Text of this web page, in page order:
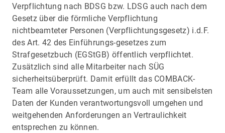
Verpflichtung nach BDSG bzw. LDSG auch nach dem
Gesetz über die förmliche Verpflichtung
nichtbeamteter Personen (Verpflichtungsgesetz) i.d.F.
des Art. 42 des Einführungs-gesetzes zum
Strafgesetzbuch (EGStGB) öffentlich verpflichtet.
Zusätzlich sind alle Mitarbeiter nach SÜG
sicherheitsüberprüft. Damit erfüllt das COMBACK-
Team alle Voraussetzungen, um auch mit sensibelsten
Daten der Kunden verantwortungsvoll umgehen und
weitgehenden Anforderungen an Vertraulichkeit
entsprechen zu können.